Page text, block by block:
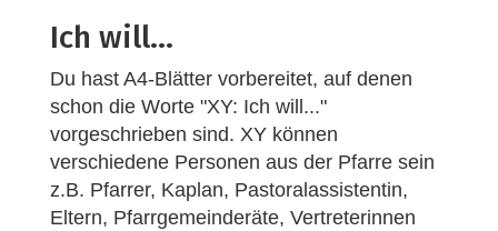
Ich will...
Du hast A4-Blätter vorbereitet, auf denen
schon die Worte "XY: Ich will..."
vorgeschrieben sind. XY können
verschiedene Personen aus der Pfarre sein
z.B. Pfarrer, Kaplan, Pastoralassistentin,
Eltern, Pfarrgemeinderäte, Vertreterinnen